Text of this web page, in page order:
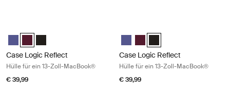
Case Logic Reflect 13" MacBook® Sleeve Intensives Lila
Case Logic Reflect 13" MacBook® Sleeve Nuanciertes Rot
Case Logic Reflect 13" MacBook® Sleeve Schwarz
Case Logic Reflect
Hülle für ein 13-Zoll-MacBook®
€ 39,99
Case Logic Reflect 13"
Case Logic Reflect 13"
Case Logic Reflect 13"
Case Logic Reflect
Hülle für ein 13-Zoll-MacBook®
€ 39,99